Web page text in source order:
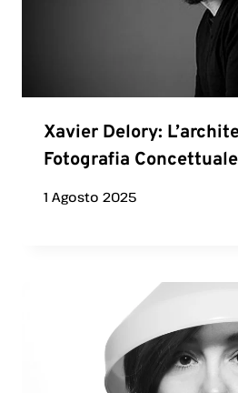
Xavier Delory:
Fotografia Concettuale
1 Agosto 2025